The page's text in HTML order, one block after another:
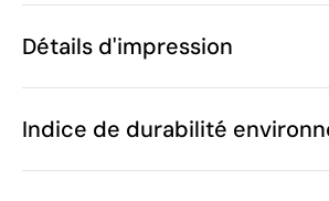
Caractéristiques
Code du produit
Poids
Matière
Détails d'impression
Indice de durabilité